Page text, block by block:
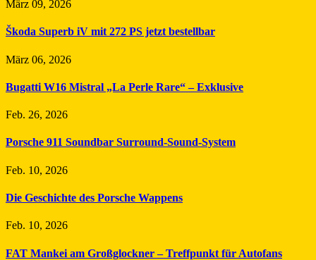
März 09, 2026
Škoda Superb iV mit 272 PS jetzt bestellbar
März 06, 2026
Bugatti W16 Mistral „La Perle Rare“ – Exklusive
Feb. 26, 2026
Porsche 911 Soundbar Surround-Sound-System
Feb. 10, 2026
Die Geschichte des Porsche Wappens
Feb. 10, 2026
FAT Mankei am Großglockner – Treffpunkt für Autofans